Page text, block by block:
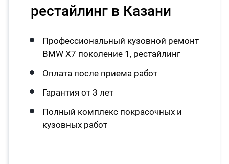
рестайлинг в Казани
Профессиональный кузовной ремонт
BMW X7 поколение 1, рестайлинг
Оплата после приема работ
Гарантия от 3 лет
Полный комплекс покрасочных и
кузовных работ